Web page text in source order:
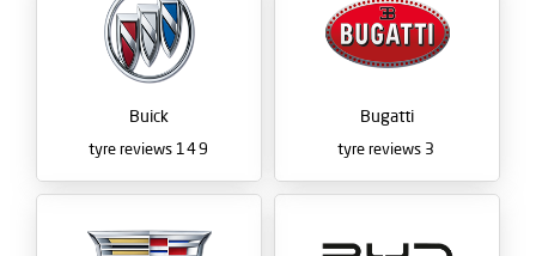
Bugatti
3
Buick
149